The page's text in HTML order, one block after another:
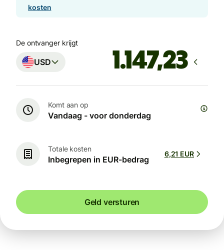
kosten
De ontvanger krijgt
USD
Komt aan op
Vandaag - voor donderdag
Totale kosten
Inbegrepen in EUR-bedrag
6,21 EUR
Geld versturen